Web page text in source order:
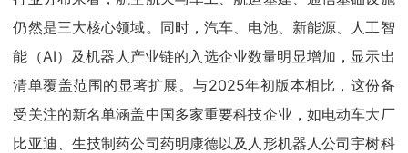
仍然是三大核心领域。同时，汽车、电池、新能源、人工智
能（AI）及机器人产业链的入选企业数量明显增加，显示出
清单覆盖范围的显著扩展。与2025年初版本相比，这份备
受关注的新名单涵盖中国多家重要科技企业，如电动车大厂
比亚迪、生技制药公司药明康德以及人形机器人公司宇树科